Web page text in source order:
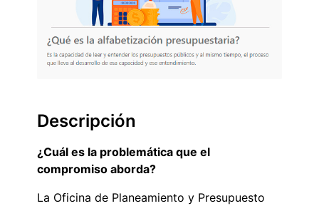
Descripción
¿Cuál es la problemática que el
compromiso aborda?
La Oficina de Planeamiento y Presupuesto